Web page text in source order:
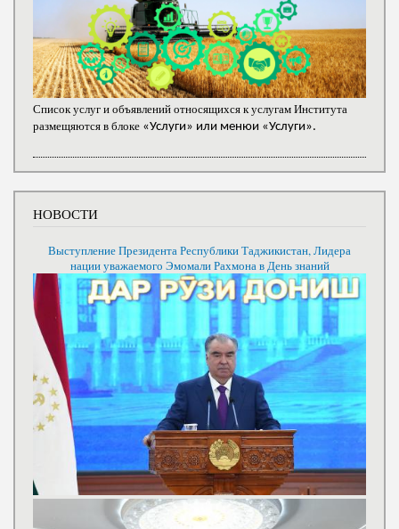
Список услуг и объявлений относящихся к услугам Института
размещяются в блоке «Услуги» или менюи «Услуги».
НОВОСТИ
Выступление Президента Республики Таджикистан, Лидера
нации уважаемого Эмомали Рахмона в День знаний